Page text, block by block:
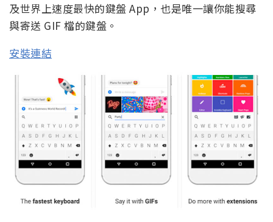
及世界上速度最快的鍵盤 App，也是唯一讓你能搜尋
與寄送 GIF 檔的鍵盤。
安裝連結